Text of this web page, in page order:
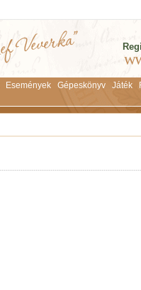
Események Gépeskönyv Játék